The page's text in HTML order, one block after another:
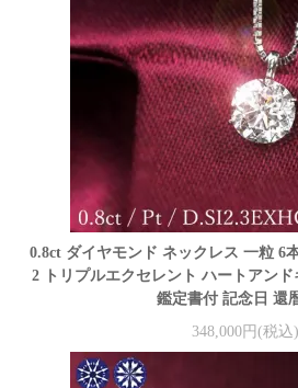
0.8ct ダイヤモンド ネックレス 一粒 6
2 トリプルエクセレント ハートアン
鑑定書付 記念日 還
348,000円(税込)